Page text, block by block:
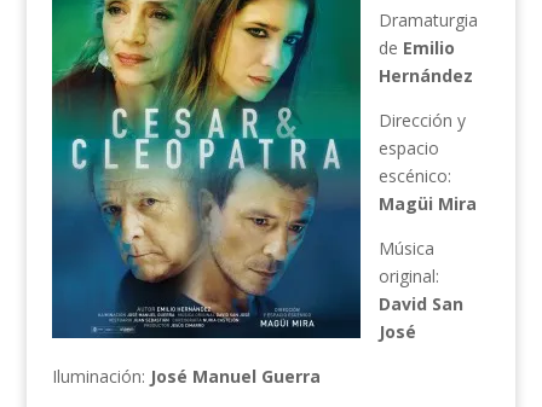
Dramaturgia
de Emilio
Hernández
Dirección y
espacio
escénico:
Magüi Mira
Música
original:
David San
José
Iluminación: José Manuel Guerra